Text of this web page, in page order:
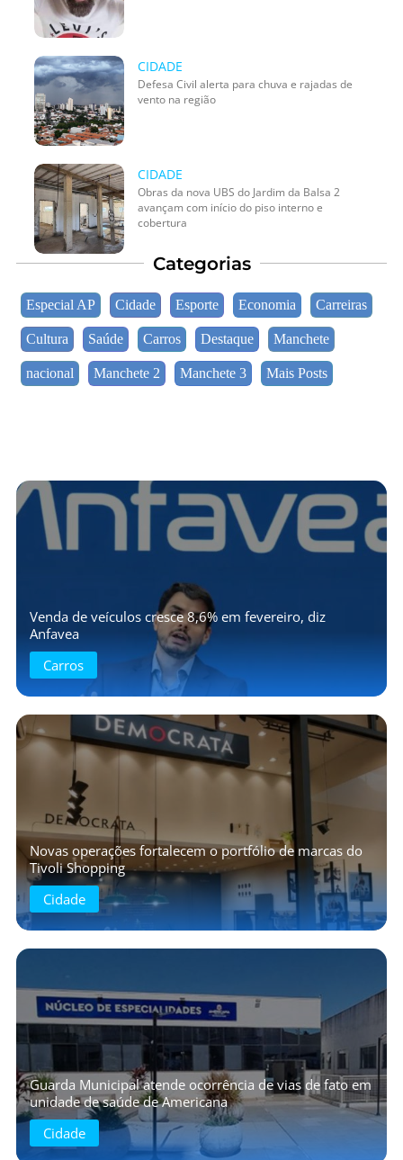
CIDADE
Defesa Civil alerta para chuva e rajadas de
vento na região
CIDADE
Obras da nova UBS do Jardim da Balsa 2
avançam com início do piso interno e
cobertura
Categorias
Especial AP Cidade Esporte Economia Carreiras
Cultura Saúde Carros Destaque Manchete
nacional Manchete 2 Manchete 3 Mais Posts
Venda de veículos cresce 8,6% em fevereiro, diz
Anfavea
Carros
Novas operações fortalecem o portfólio de marcas do
Tivoli Shopping
Cidade
Guarda Municipal atende ocorrência de vias de fato em
unidade de saúde de Americana
Cidade